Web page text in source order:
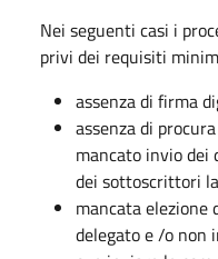
Nei seguenti casi i
privi dei requisiti
assenza di firma
assenza di
mancato invio dei
dei sottoscrittori
mancata elezione
delegato e /o non